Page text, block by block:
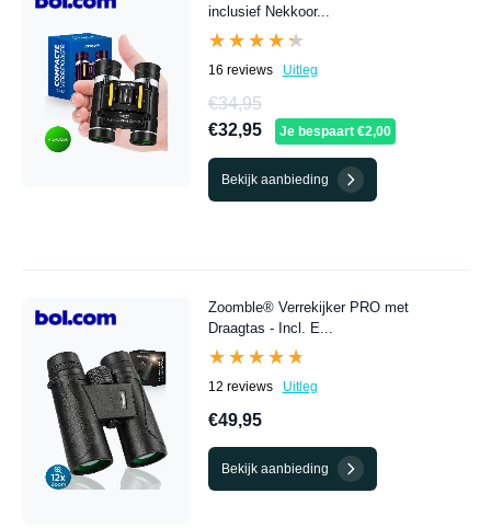
inclusief Nekkoor...
★★★★★
★★★★★
16 reviews Uitleg
€34,95
€32,95
Je bespaart €2,00
Bekijk aanbieding
Zoomble® Verrekijker PRO met
Draagtas - Incl. E...
★★★★★
★★★★★
12 reviews Uitleg
€49,95
Bekijk aanbieding